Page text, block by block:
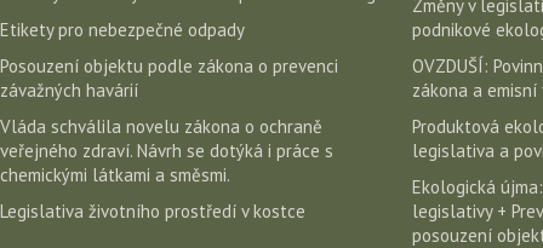
Etikety pro nebezpečné odpady
Posouzení objektu podle zákona o prevenci
závažných havárií
Vláda schválila novelu zákona o ochraně
veřejného zdraví. Návrh se dotýká i práce s
chemickými látkami a směsmi.
Legislativa životního prostředí v kostce
Změny v
podnikové
OVZDUŠÍ:
zákona a emisní
Produktová
legislativa a
Ekologická
legislativy +
posouzení